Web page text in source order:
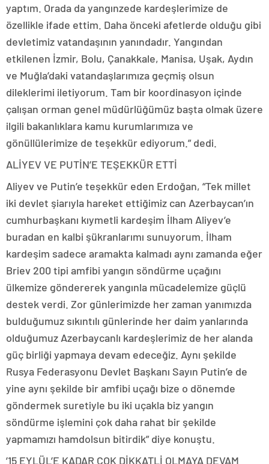
yaptım. Orada da yangınzede kardeşlerimize de
özellikle ifade ettim. Daha önceki afetlerde olduğu gibi
devletimiz vatandaşının yanındadır. Yangından
etkilenen İzmir, Bolu, Çanakkale, Manisa, Uşak, Aydın
ve Muğla’daki vatandaşlarımıza geçmiş olsun
dileklerimi iletiyorum. Tam bir koordinasyon içinde
çalışan orman genel müdürlüğümüz başta olmak üzere
ilgili bakanlıklara kamu kurumlarımıza ve
gönüllülerimize de teşekkür ediyorum.” dedi.
ALİYEV VE PUTİN’E TEŞEKKÜR ETTİ
Aliyev ve Putin’e teşekkür eden Erdoğan, “Tek millet
iki devlet şiarıyla hareket ettiğimiz can Azerbaycan’ın
cumhurbaşkanı kıymetli kardeşim İlham Aliyev’e
buradan en kalbi şükranlarımı sunuyorum. İlham
kardeşim sadece aramakta kalmadı aynı zamanda eğer
Briev 200 tipi amfibi yangın söndürme uçağını
ülkemize göndererek yangınla mücadelemize güçlü
destek verdi. Zor günlerimizde her zaman yanımızda
bulduğumuz sıkıntılı günlerinde her daim yanlarında
olduğumuz Azerbaycanlı kardeşlerimiz de her alanda
güç birliği yapmaya devam edeceğiz. Aynı şekilde
Rusya Federasyonu Devlet Başkanı Sayın Putin’e de
yine aynı şekilde bir amfibi uçağı bize o dönemde
göndermek suretiyle bu iki uçakla biz yangın
söndürme işlemini çok daha rahat bir şekilde
yapmamızı hamdolsun bitirdik” diye konuştu.
’15 EYLÜL’E KADAR ÇOK DİKKATLİ OLMAYA DEVAM